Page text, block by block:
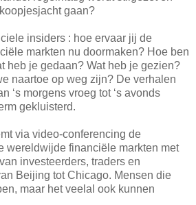
gaan?
insiders : hoe ervaar jij de
markten nu doormaken? Hoe ben
heb je gedaan? Wat heb je gezien?
naartoe op weg zijn? De verhalen
‘s morgens vroeg tot ‘s avonds
gekluisterd.
via video-conferencing de
wereldwijde financiële markten met
investeerders, traders en
Beijing tot Chicago. Mensen die
maar het veelal ook kunnen